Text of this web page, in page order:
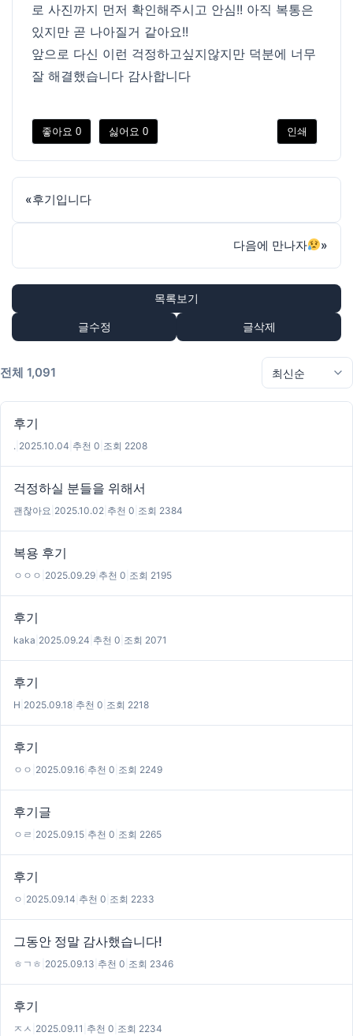
로 사진까지 먼저 확인해주시고 안심!! 아직 복통은
있지만 곧 나아질거 같아요!!
앞으로 다신 이런 걱정하고싶지않지만 덕분에 너무
잘 해결했습니다 감사합니다
좋아요 0 싫어요 0 인쇄
«후기입니다
다음에 만나자 »
목록보기
글수정 글삭제
전체 1,091
후기
. 2025.10.04 추천 0 조회 2208
걱정하실 분들을 위해서
괜찮아요 2025.10.02 추천 0 조회 2384
복용 후기
ㅇㅇㅇ 2025.09.29 추천 0 조회 2195
후기
kaka 2025.09.24 추천 0 조회 2071
후기
H 2025.09.18 추천 0 조회 2218
후기
ㅇㅇ 2025.09.16 추천 0 조회 2249
후기글
ㅇㄹ 2025.09.15 추천 0 조회 2265
후기
ㅇ 2025.09.14 추천 0 조회 2233
그동안 정말 감사했습니다!
ㅎㄱㅎ 2025.09.13 추천 0 조회 2346
후기
ㅈㅅ 2025.09.11 추천 0 조회 2234